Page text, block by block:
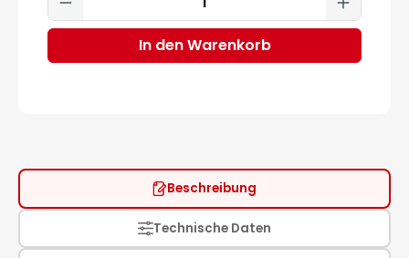
In den Warenkorb
Beschreibung
Technische Daten